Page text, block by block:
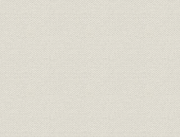
死亡保険料表(利益分配無) 保険
金一千円ニ付